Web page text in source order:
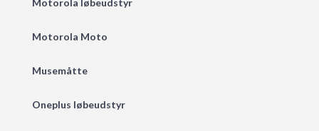
Motorola løbeudstyr
Motorola Moto
Musemåtte
Oneplus løbeudstyr